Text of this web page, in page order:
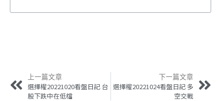
上一篇文章
選擇權20221020看盤日記 台
股下跌中在低檔
下一篇文章
選擇權20221024看盤日記 多
空交戰